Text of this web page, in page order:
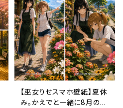
【巫女りせスマホ壁紙】夏休
み。かえでと一緒に8月のお